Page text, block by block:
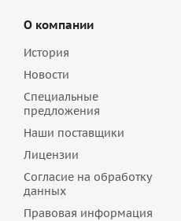
О компании
История
Новости
Специальные
предложения
Наши поставщики
Лицензии
Согласие на обработку
данных
Правовая информация